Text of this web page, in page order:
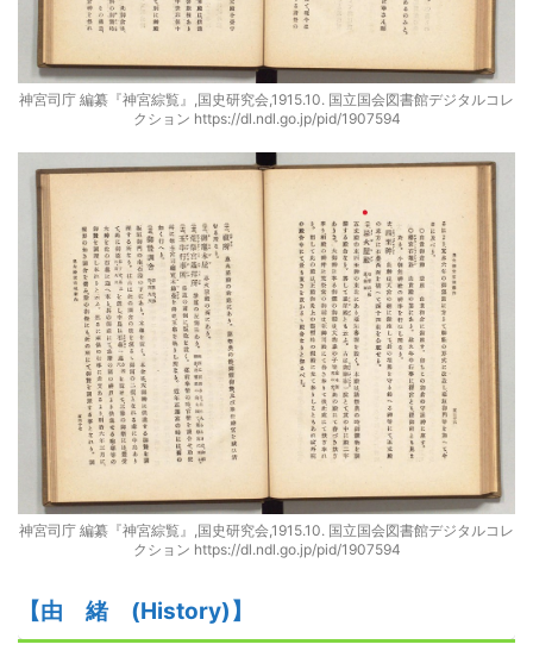
神宮司庁 編纂『神宮綜覧』,国史研究会,1915.10. 国立国会図書館デジタルコレ
クション https://dl.ndl.go.jp/pid/1907594
神宮司庁 編纂『神宮綜覧』,国史研究会,1915.10. 国立国会図書館デジタルコレ
クション https://dl.ndl.go.jp/pid/1907594
【由 緒 (History)】